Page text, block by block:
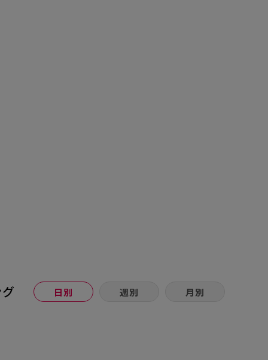
日別 週別 月別